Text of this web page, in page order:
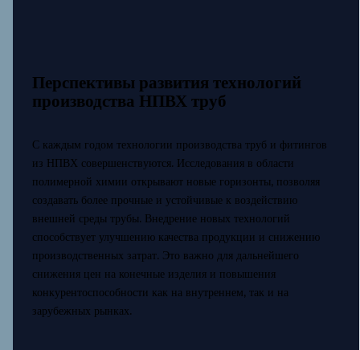
Перспективы развития технологий
производства НПВХ труб
С каждым годом технологии производства труб и фитингов
из НПВХ совершенствуются. Исследования в области
полимерной химии открывают новые горизонты, позволяя
создавать более прочные и устойчивые к воздействию
внешней среды трубы. Внедрение новых технологий
способствует улучшению качества продукции и снижению
производственных затрат. Это важно для дальнейшего
снижения цен на конечные изделия и повышения
конкурентоспособности как на внутреннем, так и на
зарубежных рынках.